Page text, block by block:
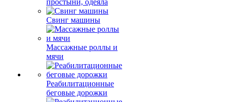
простыни, одеяла
Свинг машины
Массажные роллы и
мячи
Реабилитационные
беговые дорожки